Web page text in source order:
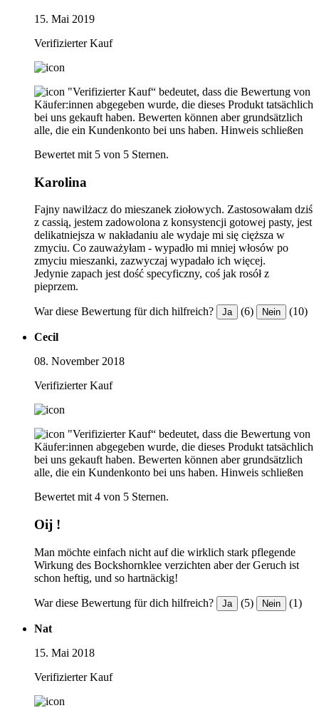
15. Mai 2019
Verifizierter Kauf
"Verifizierter Kauf“ bedeutet, dass die Bewertung von
Käufer:innen abgegeben wurde, die dieses Produkt tatsächlich
bei uns gekauft haben. Bewerten können aber grundsätzlich
alle, die ein Kundenkonto bei uns haben. Hinweis schließen
Bewertet mit 5 von 5 Sternen.
Karolina
Fajny nawilżacz do mieszanek ziołowych. Zastosowałam dziś
z cassią, jestem zadowolona z konsystencji gotowej pasty, jest
delikatniejsza w nakładaniu ale wydaje mi się cięższa w
zmyciu. Co zauważyłam - wypadło mi mniej włosów po
zmyciu mieszanki, zazwyczaj wypadało ich więcej.
Jedynie zapach jest dość specyficzny, coś jak rosół z
pieprzem.
War diese Bewertung für dich hilfreich? Ja (6) Nein (10)
Cecil
08. November 2018
Verifizierter Kauf
"Verifizierter Kauf“ bedeutet, dass die Bewertung von
Käufer:innen abgegeben wurde, die dieses Produkt tatsächlich
bei uns gekauft haben. Bewerten können aber grundsätzlich
alle, die ein Kundenkonto bei uns haben. Hinweis schließen
Bewertet mit 4 von 5 Sternen.
Oij !
Man möchte einfach nicht auf die wirklich stark pflegende
Wirkung des Bockshornklee verzichten aber der Geruch ist
schon heftig, und so hartnäckig!
War diese Bewertung für dich hilfreich? Ja (5) Nein (1)
Nat
15. Mai 2018
Verifizierter Kauf